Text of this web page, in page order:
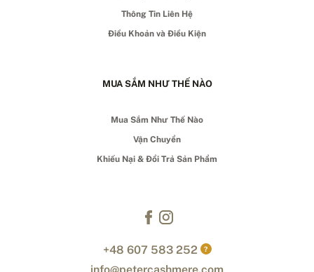
Thông Tin Liên Hệ
Điều Khoản và Điều Kiện
MUA SẮM NHƯ THẾ NÀO
Mua Sắm Như Thế Nào
Vận Chuyển
Khiếu Nại & Đổi Trả Sản Phẩm
+48 607 583 252 ?
info@petercashmere.com